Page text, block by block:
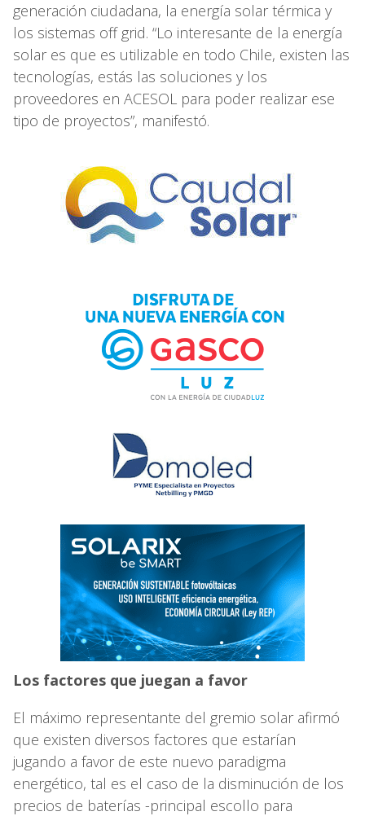
generación ciudadana, la energía solar térmica y
los sistemas off grid. “Lo interesante de la energía
solar es que es utilizable en todo Chile, existen las
tecnologías, estás las soluciones y los
proveedores en ACESOL para poder realizar ese
tipo de proyectos”, manifestó.
Los factores que juegan a favor
El máximo representante del gremio solar afirmó
que existen diversos factores que estarían
jugando a favor de este nuevo paradigma
energético, tal es el caso de la disminución de los
precios de baterías -principal escollo para